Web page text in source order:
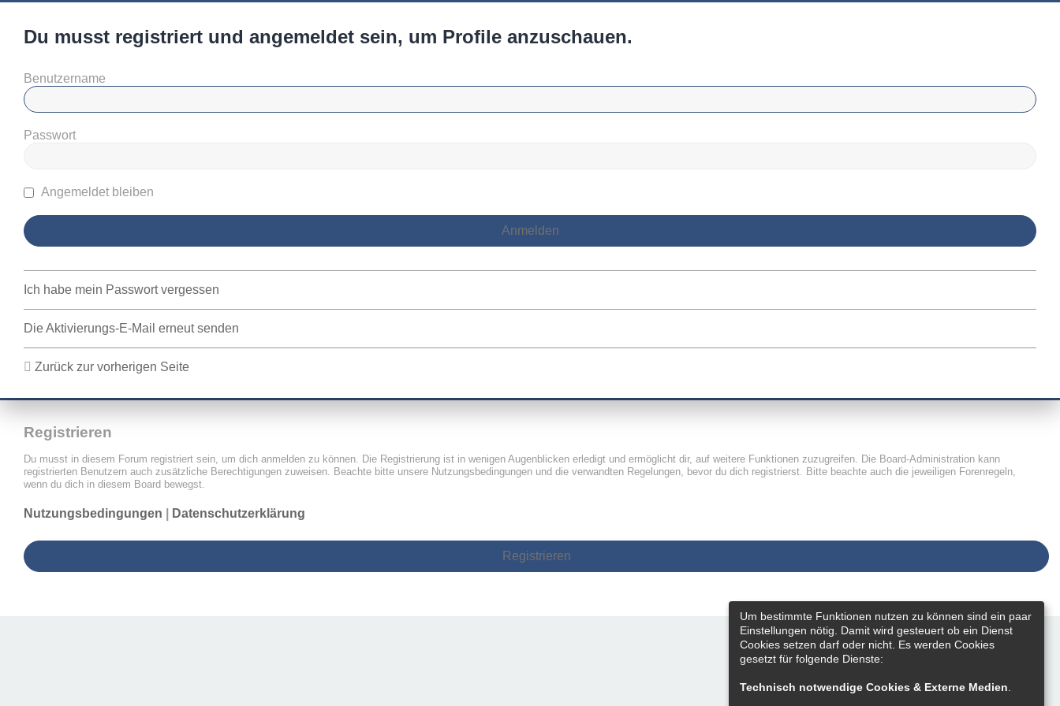
Du musst registriert und angemeldet sein, um Profile anzuschauen.
Benutzername
Passwort
Angemeldet bleiben
Ich habe mein Passwort vergessen
Die Aktivierungs-E-Mail erneut senden
Zurück zur vorherigen Seite
Registrieren
Du musst in diesem Forum registriert sein, um dich anmelden zu können. Die Registrierung ist in wenigen Augenblicken erledigt und ermöglicht dir, auf weitere Funktionen zuzugreifen. Die Board-Administration kann
registrierten Benutzern auch zusätzliche Berechtigungen zuweisen. Beachte bitte unsere Nutzungsbedingungen und die verwandten Regelungen, bevor du dich registrierst. Bitte beachte auch die jeweiligen Forenregeln,
wenn du dich in diesem Board bewegst.
Nutzungsbedingungen Datenschutzerklärung
Registrieren
Um bestimmte Funktionen nutzen zu können sind ein paar
Einstellungen nötig. Damit wird gesteuert ob ein Dienst
Cookies setzen darf oder nicht. Es werden Cookies
gesetzt für folgende Dienste:
Technisch notwendige Cookies & Externe Medien